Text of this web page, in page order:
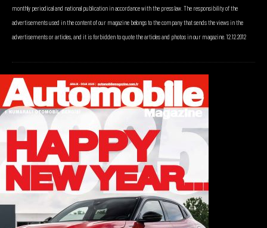
monthly periodical and national publication in accordance with the press law. The responsibility of the
advertisements used in the content of our magazine belongs to the company that sends the views in the
advertisements or articles, and it is forbidden to quote the articles and photos in our magazine. 12.12.2012